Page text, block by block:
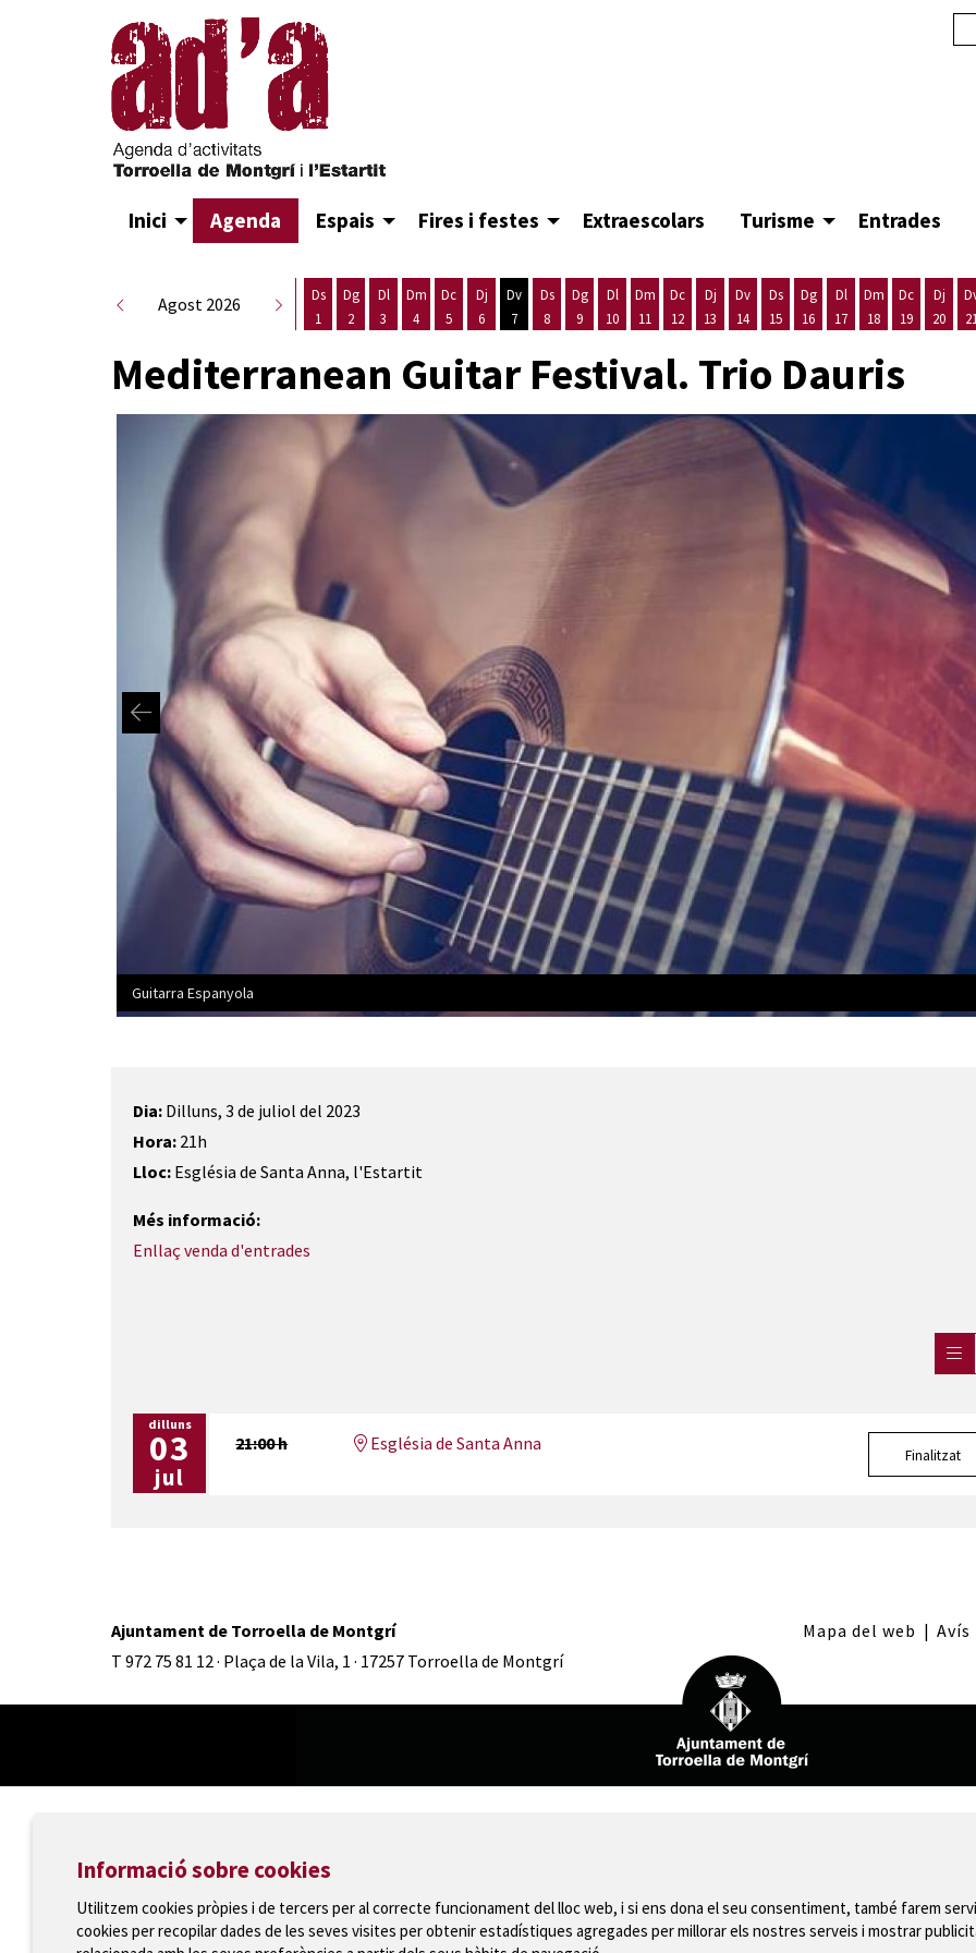
Inici Agenda Espais Fires i festes Extraescolars Turisme Entrades
Agost 2026
Ds
1
Dg
2
Dl
3
Dm
4
Dc
5
Dj
6
Dv
7
Ds
8
Dg
9
Dl
10
Dm
11
Dc
12
Dj
13
Dv
14
Ds
15
Dg
16
Dl
17
Dm
18
Dc
19
Dj
20
Mediterranean Guitar Festival. Trio Dauris
Guitarra Espanyola
Dia: Dilluns, 3 de juliol del 2023
Hora: 21h
Lloc: Església de Santa Anna, l'Estartit
Més informació:
Enllaç venda d'entrades
dilluns
03
jul
21:00 h Església de Santa Anna
Finalitzat
Ajuntament de Torroella de Montgrí
T 972 75 81 12 · Plaça de la Vila, 1 · 17257 Torroella de Montgrí
Mapa del web | Avís
Informació sobre cookies
Utilitzem cookies pròpies i de tercers per al correcte funcionament del lloc web, i si ens dona el seu consentiment, també farem
cookies per recopilar dades de les seves visites per obtenir estadístiques agregades per millorar els nostres serveis i mostrar